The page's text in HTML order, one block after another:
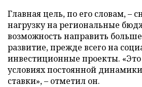
Главная цель, по его словам, –
нагрузку на региональные
возможность направить
развитие, прежде всего на
инвестиционные проекты.
условиях постоянной
ставки», – отметил он.